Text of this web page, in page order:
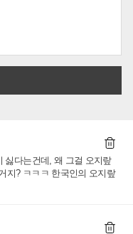
싫다는건데, 왜 그걸 오지랖
지? ㅋㅋㅋ 한국인의 오지랖